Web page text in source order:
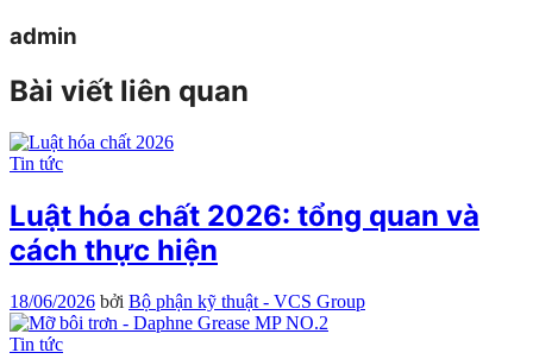
admin
Bài viết liên quan
Tin tức
Luật hóa chất 2026: tổng quan và
cách thực hiện
18/06/2026 bởi Bộ phận kỹ thuật - VCS Group
Tin tức